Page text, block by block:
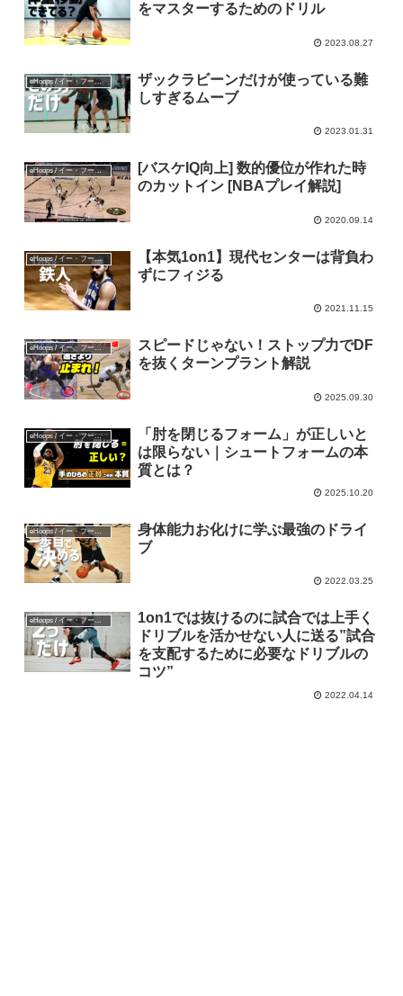
をマスターするためのドリル
2023.08.27
eHoops / イー・フープス
ザックラビーンだけが使っている難
しすぎるムーブ
2023.01.31
eHoops / イー・フープス
[バスケIQ向上] 数的優位が作れた時
のカットイン [NBAプレイ解説]
2020.09.14
eHoops / イー・フープス
【本気1on1】現代センターは背負わ
ずにフィジる
2021.11.15
eHoops / イー・フープス
スピードじゃない！ストップ力でDF
を抜くターンプラント解説
2025.09.30
eHoops / イー・フープス
「肘を閉じるフォーム」が正しいと
は限らない｜シュートフォームの本
質とは？
2025.10.20
eHoops / イー・フープス
身体能力お化けに学ぶ最強のドライ
ブ
2022.03.25
eHoops / イー・フープス
1on1では抜けるのに試合では上手く
ドリブルを活かせない人に送る”試合
を支配するために必要なドリブルの
コツ”
2022.04.14